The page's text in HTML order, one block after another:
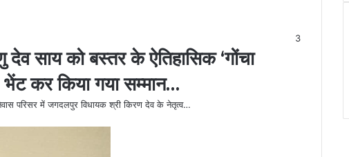
3
साय को बस्तर के ऐतिहासिक ‘गोंचा
भेंट कर किया गया सम्मान…
परिसर में जगदलपुर विधायक श्री किरण देव के नेतृत्व…